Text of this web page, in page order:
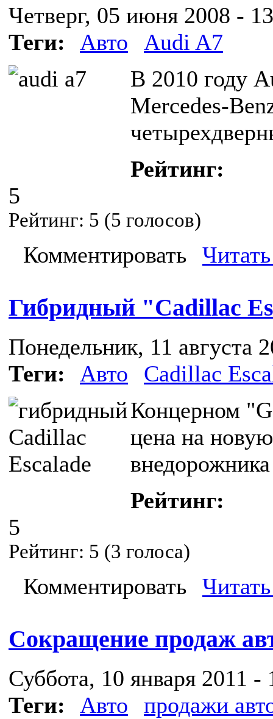
Четверг, 05 июня 2008 -
Теги:
Авто
Audi A7
В 2010 году
Mercedes-
Рейтинг:
5
Рейтинг: 5 (5 голосов)
Комментировать
Гибридный "Cadillac
Понедельник, 11 августа
Теги:
Авто
Cadillac
Концерном
цена на
Рейтинг:
5
Рейтинг: 5 (3 голоса)
Комментировать
Сокращение продаж
Суббота, 10 января 2011 -
Теги:
Авто
продажи